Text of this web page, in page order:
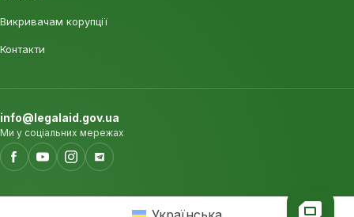
Викривачам корупції
Контакти
info@legalaid.gov.ua
Ми у соціальних мережах